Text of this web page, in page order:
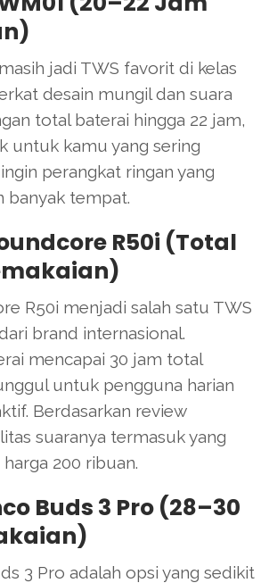
jadi TWS favorit di kelas
desain mungil dan suara
total baterai hingga 22 jam,
untuk kamu yang sering
perangkat ringan yang
banyak tempat.
R50i (Total
R50i menjadi salah satu TWS
brand internasional.
mencapai 30 jam total
untuk pengguna harian
Berdasarkan review
suaranya termasuk yang
200 ribuan.
Buds 3 Pro (28–30
3 Pro adalah opsi yang sedikit